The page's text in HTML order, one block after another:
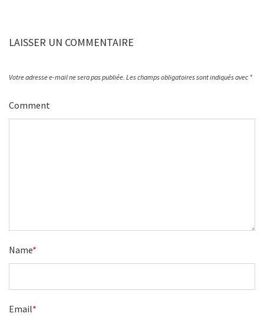
LAISSER UN COMMENTAIRE
Votre adresse e-mail ne sera pas publiée. Les champs obligatoires sont indiqués avec *
Comment
Name*
Email*